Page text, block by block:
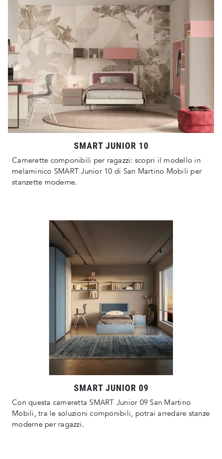
SMART JUNIOR 10
Camerette componibili per ragazzi: scopri il modello in
melaminico SMART Junior 10 di San Martino Mobili per
stanzette moderne.
SMART JUNIOR 09
Con questa cameretta SMART Junior 09 San Martino
Mobili, tra le soluzioni componibili, potrai arredare stanze
moderne per ragazzi.